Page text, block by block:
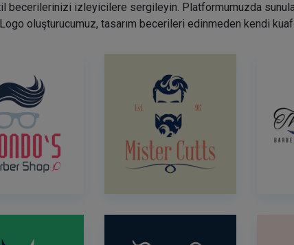
izleyicilere sergileyin. Platformumuzda
oluşturucumuz, tasarım becerileri edinmeden kendi